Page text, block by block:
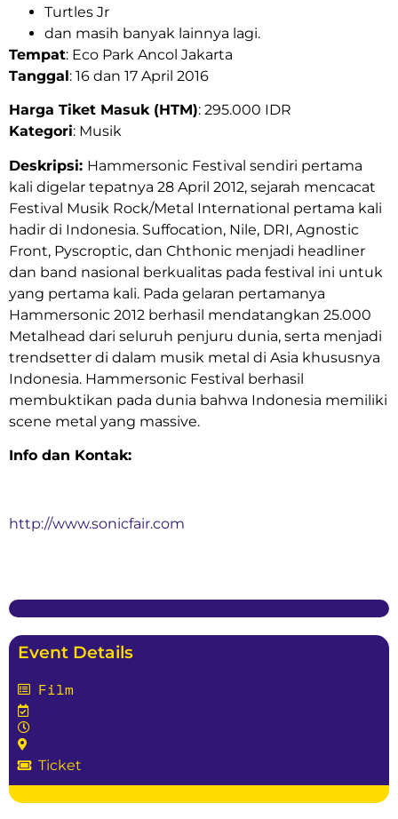
Turtles Jr
dan masih banyak lainnya lagi.
Tempat: Eco Park Ancol Jakarta
Tanggal: 16 dan 17 April 2016
Harga Tiket Masuk (HTM): 295.000 IDR
Kategori: Musik
Deskripsi: Hammersonic Festival sendiri pertama
kali digelar tepatnya 28 April 2012, sejarah mencacat
Festival Musik Rock/Metal International pertama kali
hadir di Indonesia. Suffocation, Nile, DRI, Agnostic
Front, Pyscroptic, dan Chthonic menjadi headliner
dan band nasional berkualitas pada festival ini untuk
yang pertama kali. Pada gelaran pertamanya
Hammersonic 2012 berhasil mendatangkan 25.000
Metalhead dari seluruh penjuru dunia, serta menjadi
trendsetter di dalam musik metal di Asia khususnya
Indonesia. Hammersonic Festival berhasil
membuktikan pada dunia bahwa Indonesia memiliki
scene metal yang massive.
Info dan Kontak:
http://www.sonicfair.com
Event Details
Film
Ticket